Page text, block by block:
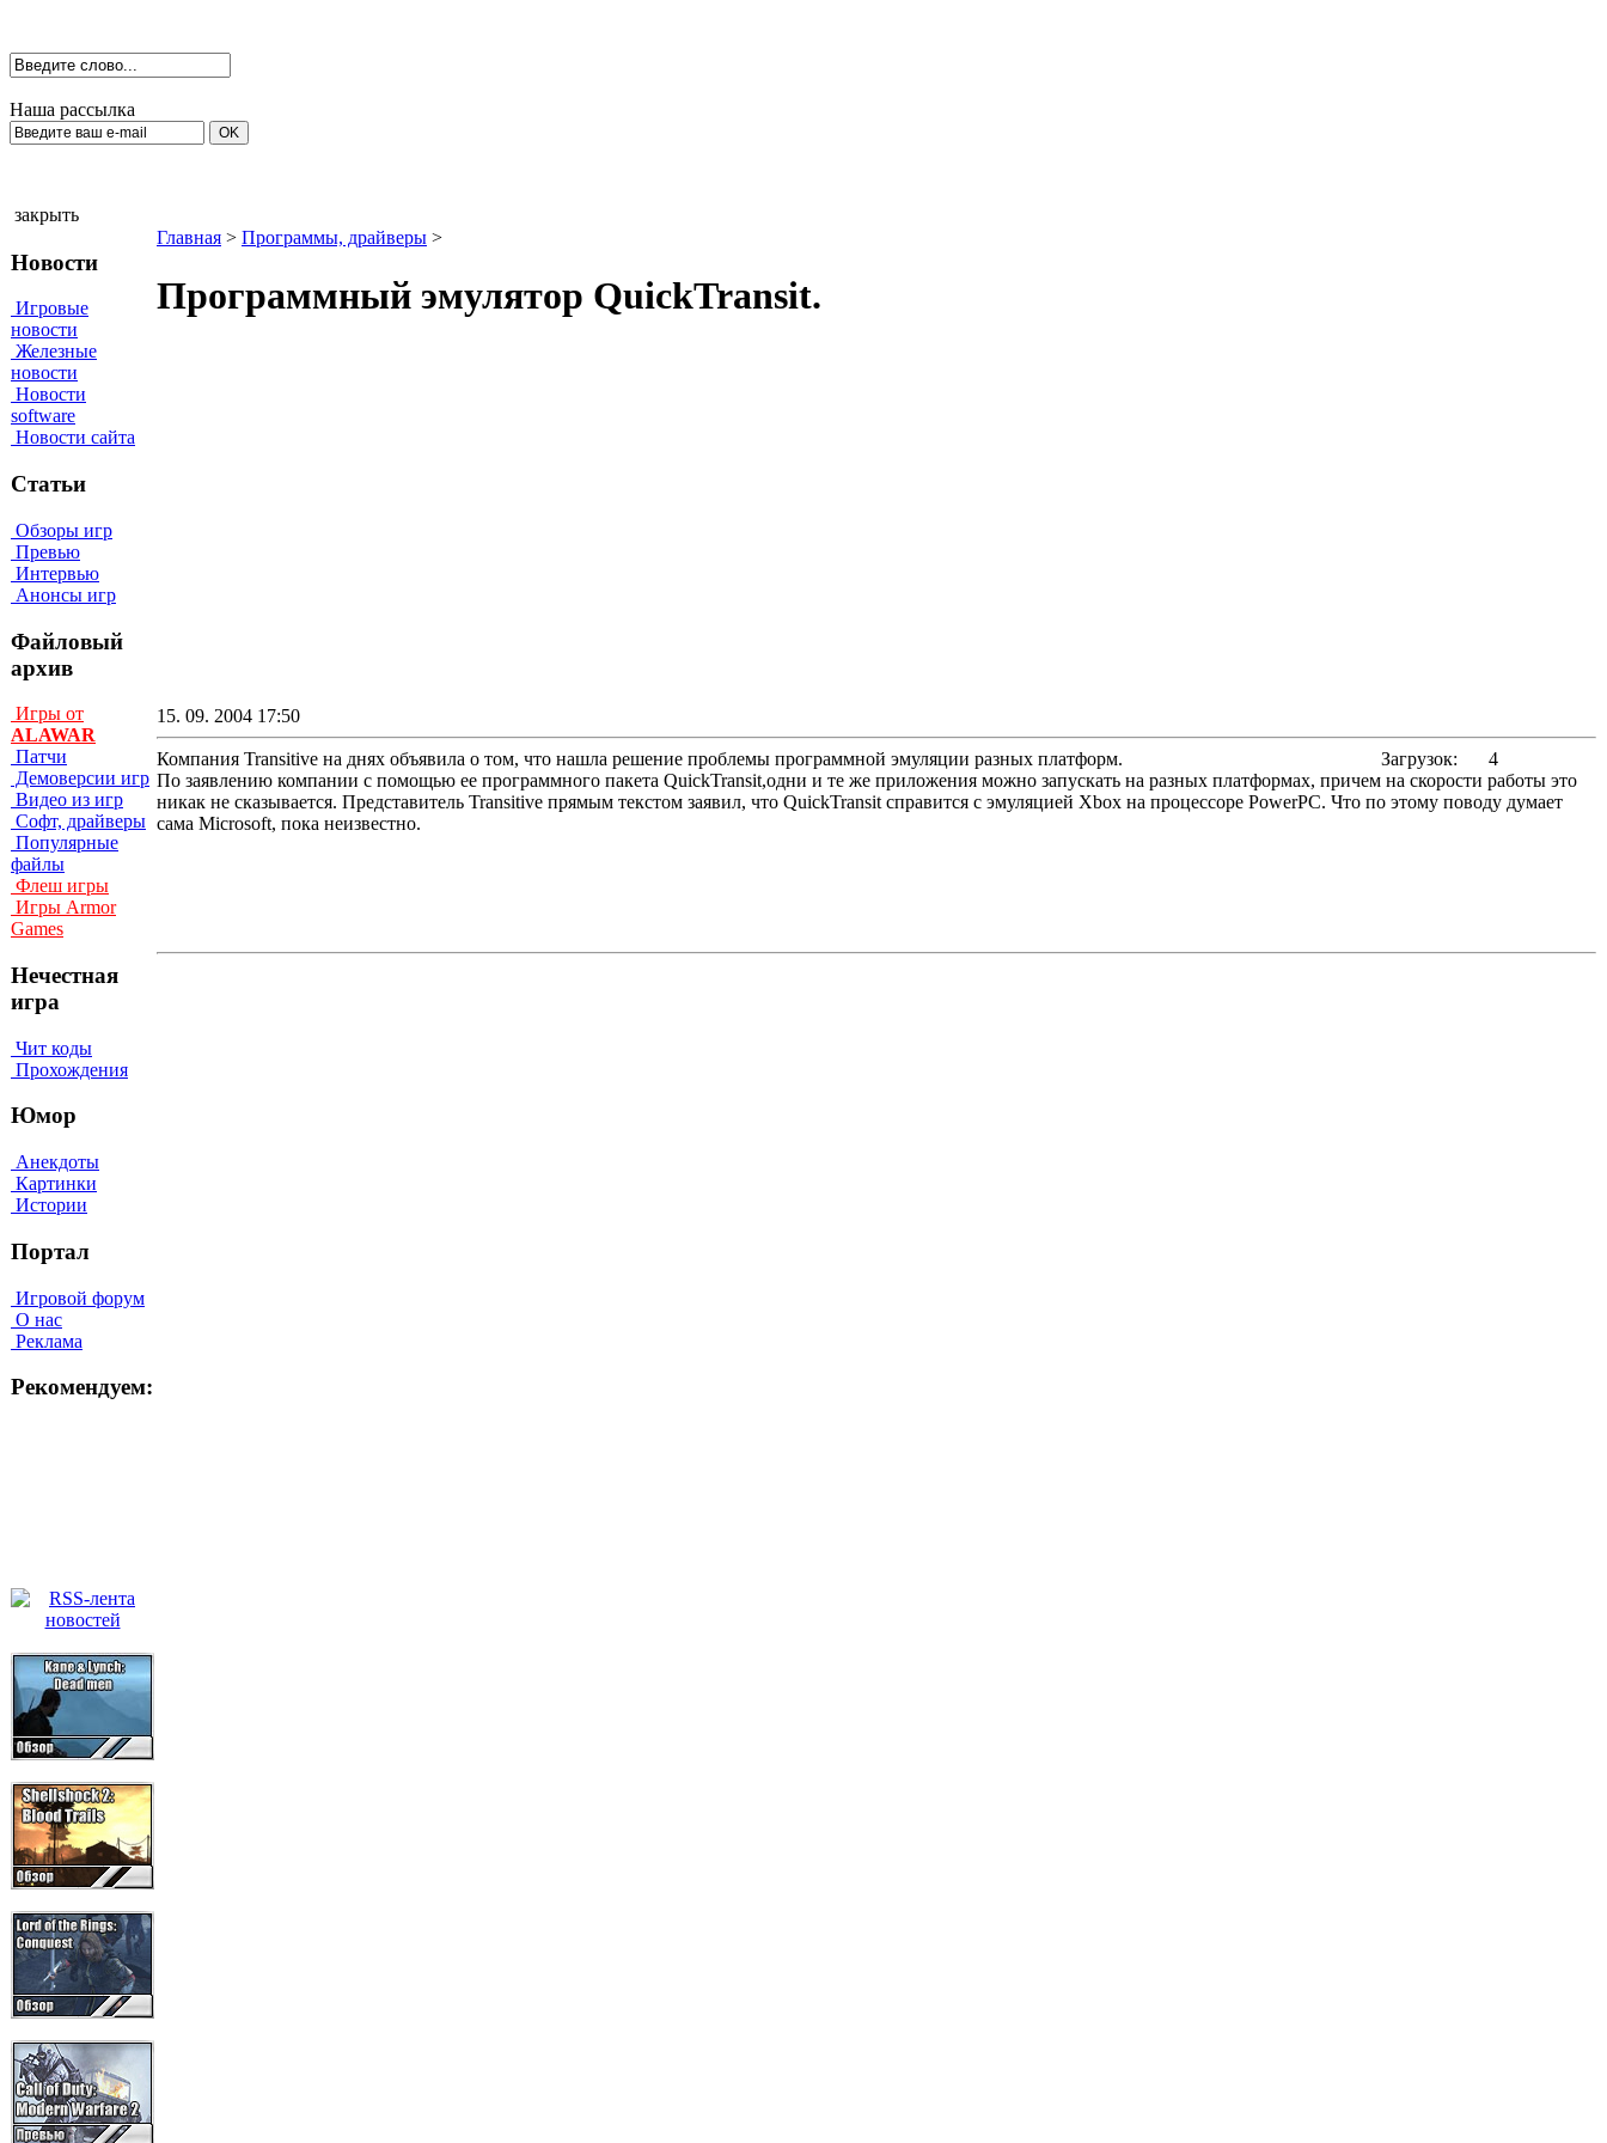
Наша рассылка
закрыть
Новости
Игровые
новости
Железные
новости
Новости
software
Новости сайта
Статьи
Обзоры игр
Превью
Интервью
Анонсы игр
Файловый
архив
Игры от
ALAWAR
Патчи
Демоверсии игр
Видео из игр
Софт, драйверы
Популярные
файлы
Флеш игры
Игры Armor
Games
Нечестная
игра
Чит коды
Прохождения
Юмор
Анекдоты
Картинки
Истории
Портал
Игровой форум
О нас
Реклама
Рекомендуем:
Главная > Программы, драйверы >
Программный эмулятор QuickTransit.
15. 09. 2004 17:50
Загрузок: 4
Компания Transitive на днях объявила о том, что нашла решение проблемы программной эмуляции разных платформ.
По заявлению компании с помощью ее программного пакета QuickTransit,одни и те же приложения можно запускать на разных платформах, причем на скорости работы это
никак не сказывается. Представитель Transitive прямым текстом заявил, что QuickTransit справится с эмуляцией Xbox на процессоре PowerPC. Что по этому поводу думает
сама Microsoft, пока неизвестно.